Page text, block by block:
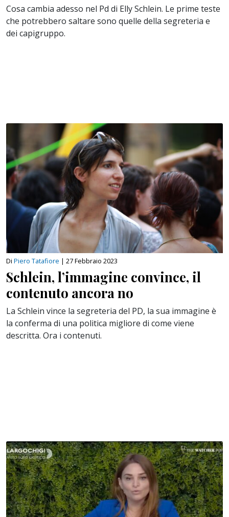
Cosa cambia adesso nel Pd di Elly Schlein. Le prime teste
che potrebbero saltare sono quelle della segreteria e
dei capigruppo.
Di Piero Tatafiore | 27 Febbraio 2023
Schlein, l’immagine convince, il
contenuto ancora no
La Schlein vince la segreteria del PD, la sua immagine è
la conferma di una politica migliore di come viene
descritta. Ora i contenuti.